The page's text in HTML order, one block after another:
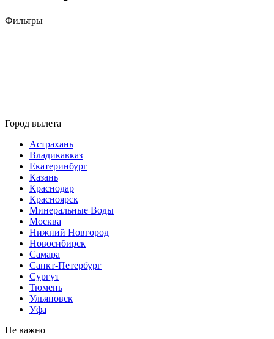
Фильтры
Город вылета
Астрахань
Владикавказ
Екатеринбург
Казань
Краснодар
Красноярск
Минеральные Воды
Москва
Нижний Новгород
Новосибирск
Самара
Санкт-Петербург
Сургут
Тюмень
Ульяновск
Уфа
Не важно